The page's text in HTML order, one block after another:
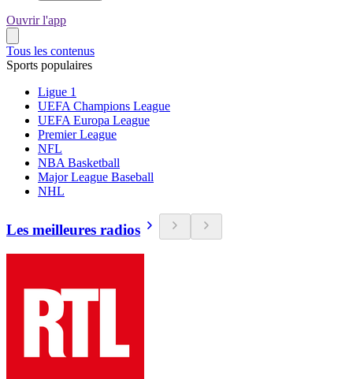
Ouvrir l'app
Tous les contenus
Sports populaires
Ligue 1
UEFA Champions League
UEFA Europa League
Premier League
NFL
NBA Basketball
Major League Baseball
NHL
Les meilleures radios